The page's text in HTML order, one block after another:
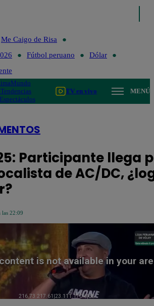
Me Caigo de Risa
Fútbol peruano
Dólar
Mundo
Tendencias
Espectáculos
TV en vivo MENÚ
Participante llega
de AC/DC,
las 22:09